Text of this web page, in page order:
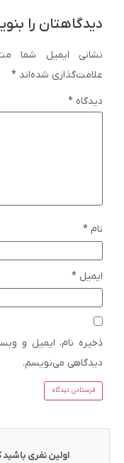
دیدگاهتان را
نشانی ایمیل شما
علامت‌گذاری شده‌اند *
دیدگاه *
نام *
ایمیل *
ذخیره نام، ایمیل و
دیدگاهی می‌نویسم.
اولین نفری باشید